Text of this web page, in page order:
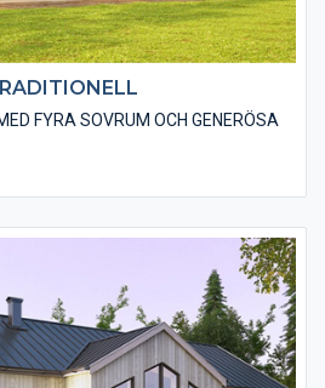
FYRA SOVRUM OCH GENERÖSA
med traditionella foder runt
vid hushörnen. Du kan
efter din husdröm till
takbeläggningar och